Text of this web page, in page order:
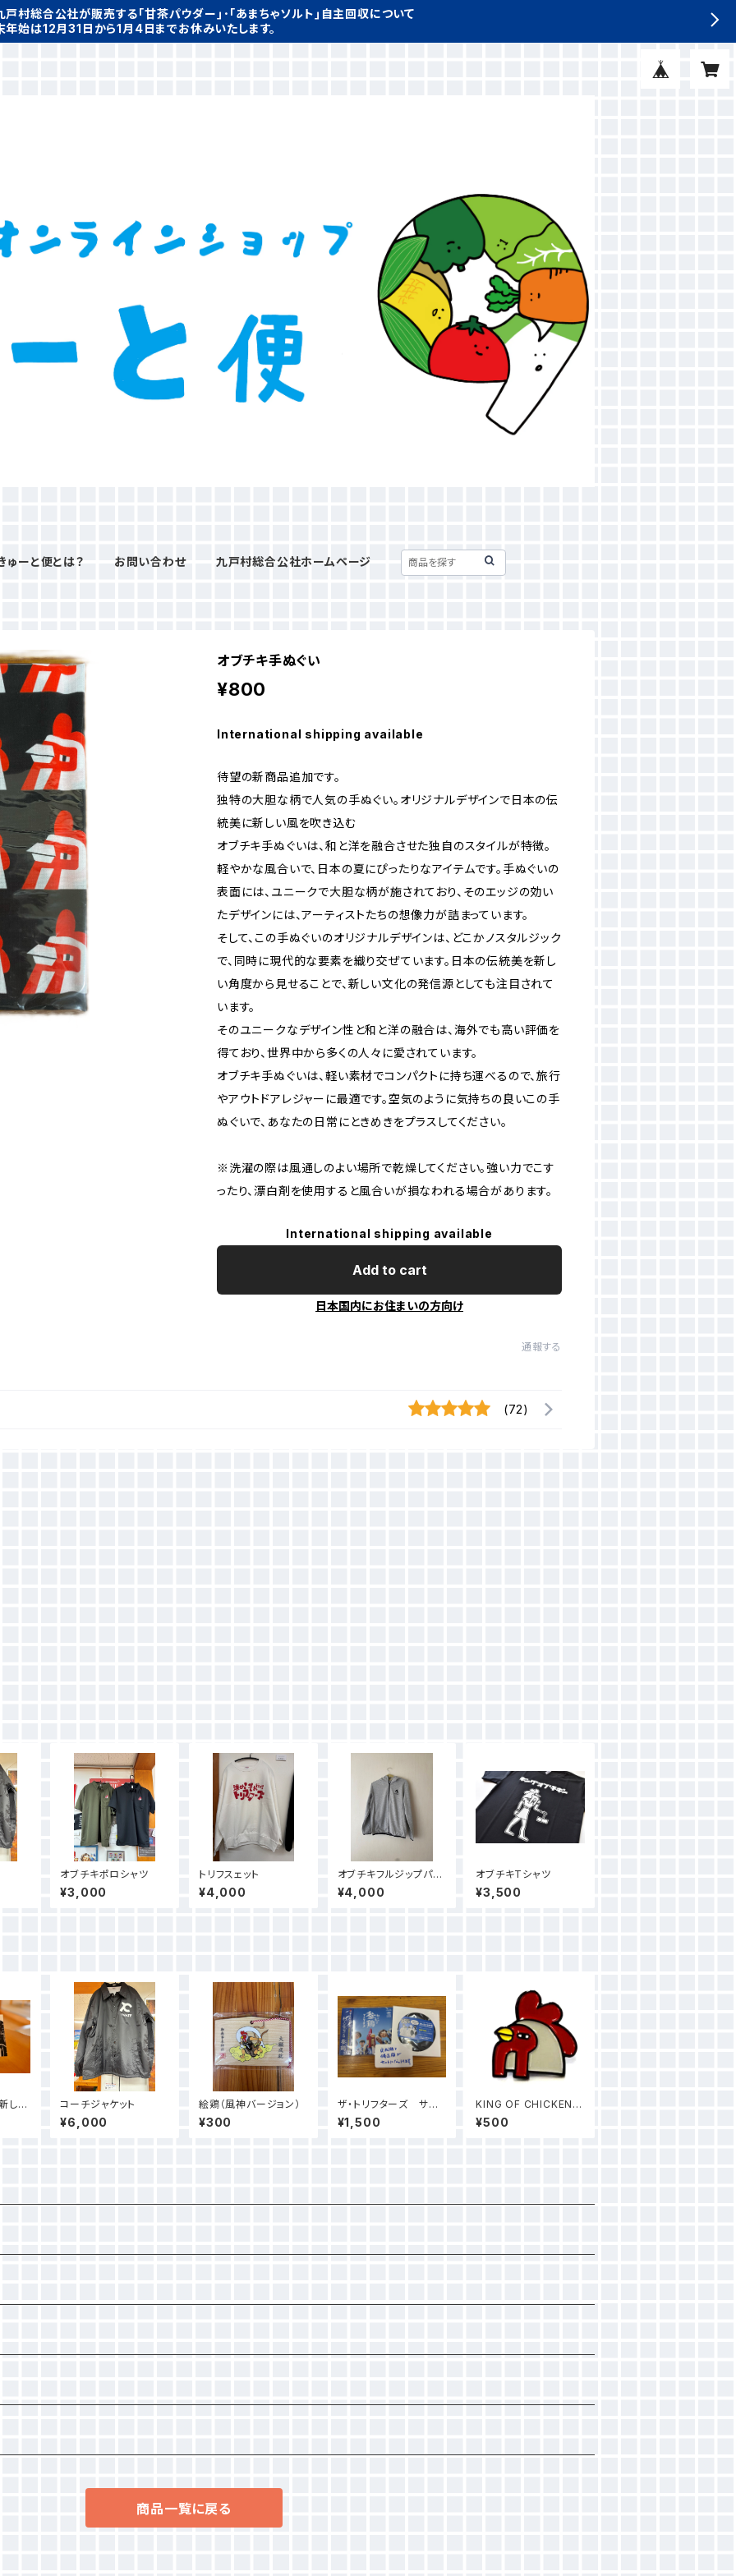
戸村総合公社が販売する｢甘茶パウダー｣･｢あまちゃソルト｣自主回収について
年始は12月31日から1月4日までお休みいたします。
ゅーと便とは？ お問い合わせ 九戸村総合公社ホームページ
オブチキ手ぬぐい
¥800
International shipping available
待望の新商品追加です。
独特の大胆な柄で人気の手ぬぐい。オリジナルデザインで日本の伝
統美に新しい風を吹き込む
オブチキ手ぬぐいは、和と洋を融合させた独自のスタイルが特徴。
軽やかな風合いで、日本の夏にぴったりなアイテムです。手ぬぐいの
表面には、ユニークで大胆な柄が施されており、そのエッジの効い
たデザインには、アーティストたちの想像力が詰まっています。
そして、この手ぬぐいのオリジナルデザインは、どこかノスタルジック
で、同時に現代的な要素を織り交ぜています。日本の伝統美を新し
い角度から見せることで、新しい文化の発信源としても注目されて
います。
そのユニークなデザイン性と和と洋の融合は、海外でも高い評価を
得ており、世界中から多くの人々に愛されています。
オブチキ手ぬぐいは、軽い素材でコンパクトに持ち運べるので、旅行
やアウトドアレジャーに最適です。空気のように気持ちの良いこの手
ぬぐいで、あなたの日常にときめきをプラスしてください。
※洗濯の際は風通しのよい場所で乾燥してください。強い力でこす
ったり、漂白剤を使用すると風合いが損なわれる場合があります。
International shipping available
Add to cart
日本国内にお住まいの方向け
通報する
(72)
オブチキポロシャツ
¥3,000
トリフスェット
¥4,000
オブチキフルジップパー
カー
¥4,000
オブチキTシャツ
¥3,500
しき コーチジャケット
¥6,000
絵鶏（風神バージョン）
¥300
ザ・トリフターズ サー
ドアルバム「村と生きる
参鶏」
¥1,500
KING OF CHICKEN P
INS
¥500
商品一覧に戻る